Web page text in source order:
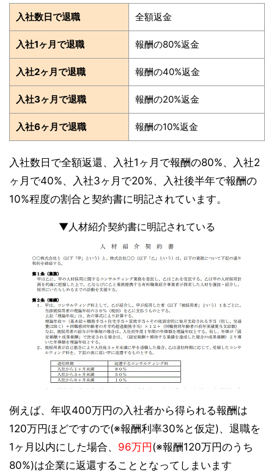
入社数日で退職 全額返金
入社1ヶ月で退職 報酬の80%返金
入社2ヶ月で退職 報酬の40%返金
入社3ヶ月で退職 報酬の20%返金
入社6ヶ月で退職 報酬の10%返金
入社数日で全額返還、入社1ヶ月で報酬の80%、入社2
ヶ月で40%、入社3ヶ月で20%、入社後半年で報酬の
10%程度の割合と契約書に明記されています。
▼人材紹介契約書に明記されている
例えば、年収400万円の入社者から得られる報酬は
120万円ほどですので(※報酬利率30%と仮定)、退職を
1ヶ月以内にした場合、 96万円(※報酬120万円のうち
80%)は企業に返還することとなってしまいます